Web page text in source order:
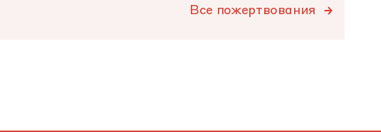
Все пожертвования